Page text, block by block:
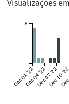
Visualizações
Dec 01 '22Dec 04 '22Dec 07 '22
Dec 10
8